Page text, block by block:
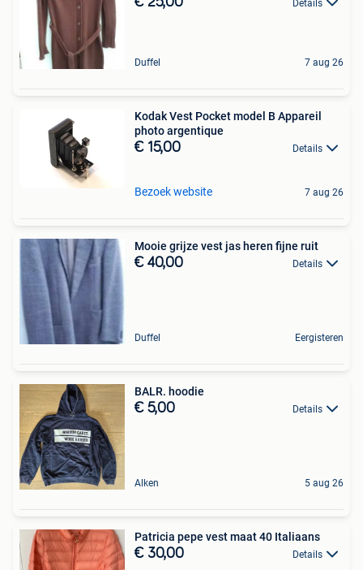
Details
Duffel 7 aug 26
Kodak Vest Pocket model B Appareil
photo argentique
€ 15,00 Details
Bezoek website 7 aug 26
Mooie grijze vest jas heren fijne ruit
€ 40,00 Details
Duffel Eergisteren
BALR. hoodie
€ 5,00 Details
Alken 5 aug 26
Patricia pepe vest maat 40 Italiaans
€ 30,00 Details